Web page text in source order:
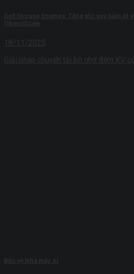
Dell Storage Engines: Tăng tốc suy luận AI
ObjectScale
18/11/2025
Giải pháp chuyển tải bộ nhớ đệm KV
Bảo vệ Nhà máy AI